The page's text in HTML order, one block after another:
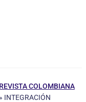
REVISTA COLOMBIANA
» INTEGRACIÓN